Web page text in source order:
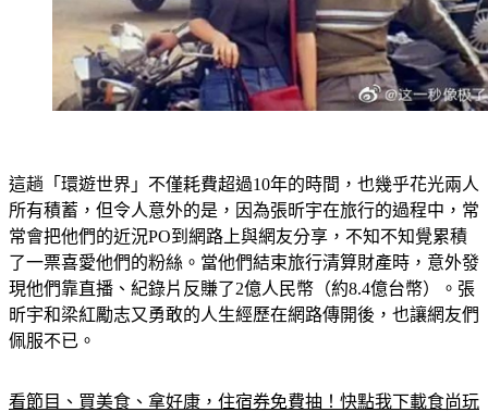
這趟「環遊世界」不僅耗費超過10年的時間，也幾乎花光兩人
所有積蓄，但令人意外的是，因為張昕宇在旅行的過程中，常
常會把他們的近況PO到網路上與網友分享，不知不知覺累積
了一票喜愛他們的粉絲。當他們結束旅行清算財產時，意外發
現他們靠直播、紀錄片反賺了2億人民幣（約8.4億台幣）。張
昕宇和梁紅勵志又勇敢的人生經歷在網路傳開後，也讓網友們
佩服不已。
看節目、買美食、拿好康，住宿券免費抽！快點我下載食尚玩